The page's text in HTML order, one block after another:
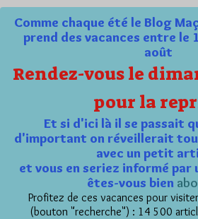
Comme chaque été le Blog
prend des vacances entre le
août
Rendez-vous le
pour la
Et si d'ici là il se passait
d'important on réveillerait
avec un petit
et vous en seriez informé par
êtes-vous bien
Profitez de ces vacances pour
(bouton "recherche") : 14 500